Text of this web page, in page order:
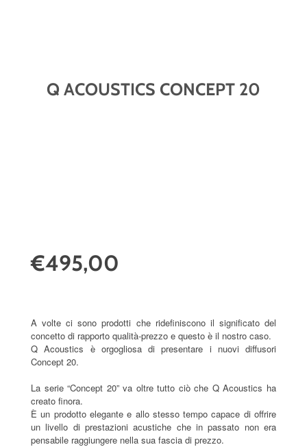
Q ACOUSTICS CONCEPT 20
€495,00
A volte ci sono prodotti che ridefiniscono il significato del
concetto di rapporto qualità-prezzo e questo è il nostro caso.
Q Acoustics è orgogliosa di presentare i nuovi diffusori
Concept 20.
La serie “Concept 20” va oltre tutto ciò che Q Acoustics ha
creato finora.
È un prodotto elegante e allo stesso tempo capace di offrire
un livello di prestazioni acustiche che in passato non era
pensabile raggiungere nella sua fascia di prezzo.